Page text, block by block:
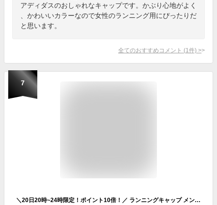
アディダスのおしゃれなキャップです。かぶり心地がよく
、かわいいカラーなので女性のランニング用にぴったりだ
と思います。
全てのおすすめコメント (1 件) >
7
＼20日20時~24時限定！ポイント10倍！／ ランニングキャップ メンズ レディース UV 秋 冬 ジョギングキャップ スポーツキャップ 通年 帽子 マラソン UVカット 日除け 日焼け防止 ゴルフキャップ 飛ばされにくい テニス ウォーキングキャップ メッシュ 通気性